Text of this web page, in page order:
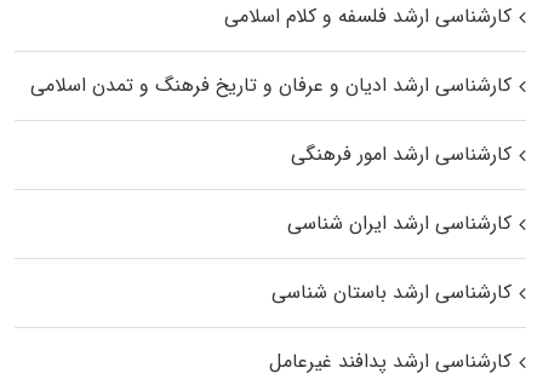
کارشناسی ارشد فلسفه و کلام اسلامی
کارشناسی ارشد ادیان و عرفان و تاریخ فرهنگ و تمدن اسلامی
کارشناسی ارشد امور فرهنگی
کارشناسی ارشد ایران شناسی
کارشناسی ارشد باستان شناسی
کارشناسی ارشد پدافند غیرعامل